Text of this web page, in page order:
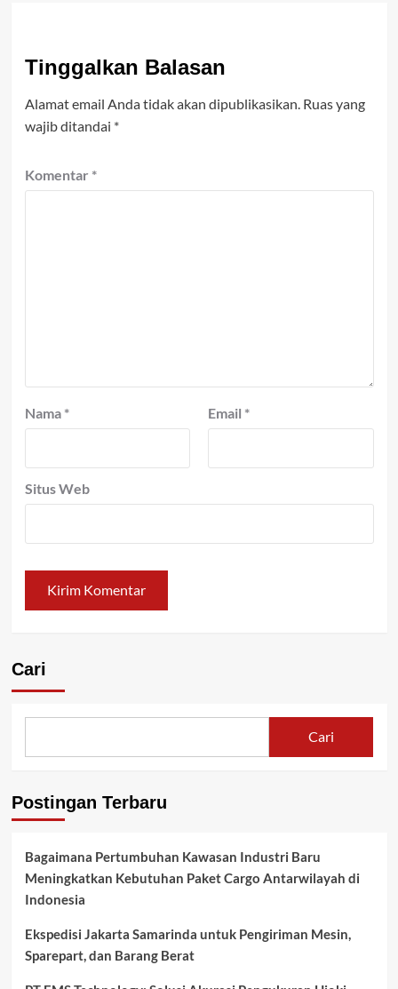
Tinggalkan Balasan
Alamat email Anda tidak akan dipublikasikan. Ruas yang
wajib ditandai *
Komentar *
Nama * Email *
Situs Web
Cari
Cari
Postingan Terbaru
Bagaimana Pertumbuhan Kawasan Industri Baru
Meningkatkan Kebutuhan Paket Cargo Antarwilayah di
Indonesia
Ekspedisi Jakarta Samarinda untuk Pengiriman Mesin,
Sparepart, dan Barang Berat